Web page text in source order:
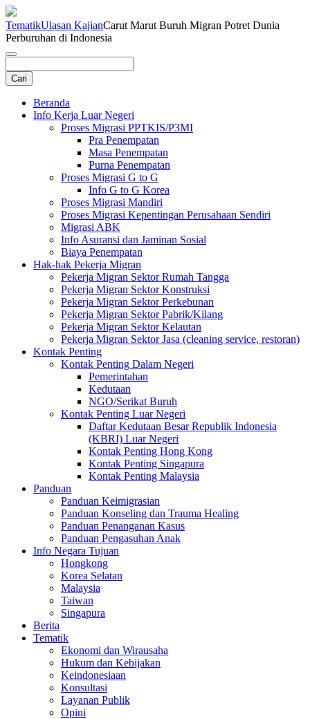
TematikUlasan KajianCarut Marut Buruh Migran Potret Dunia
Perburuhan di Indonesia
Beranda
Info Kerja Luar Negeri
Proses Migrasi PPTKIS/P3MI
Pra Penempatan
Masa Penempatan
Purna Penempatan
Proses Migrasi G to G
Info G to G Korea
Proses Migrasi Mandiri
Proses Migrasi Kepentingan Perusahaan Sendiri
Migrasi ABK
Info Asuransi dan Jaminan Sosial
Biaya Penempatan
Hak-hak Pekerja Migran
Pekerja Migran Sektor Rumah Tangga
Pekerja Migran Sektor Konstruksi
Pekerja Migran Sektor Perkebunan
Pekerja Migran Sektor Pabrik/Kilang
Pekerja Migran Sektor Kelautan
Pekerja Migran Sektor Jasa (cleaning service, restoran)
Kontak Penting
Kontak Penting Dalam Negeri
Pemerintahan
Kedutaan
NGO/Serikat Buruh
Kontak Penting Luar Negeri
Daftar Kedutaan Besar Republik Indonesia
(KBRI) Luar Negeri
Kontak Penting Hong Kong
Kontak Penting Singapura
Kontak Penting Malaysia
Panduan
Panduan Keimigrasian
Panduan Konseling dan Trauma Healing
Panduan Penanganan Kasus
Panduan Pengasuhan Anak
Info Negara Tujuan
Hongkong
Korea Selatan
Malaysia
Taiwan
Singapura
Berita
Tematik
Ekonomi dan Wirausaha
Hukum dan Kebijakan
Keindonesiaan
Konsultasi
Layanan Publik
Opini